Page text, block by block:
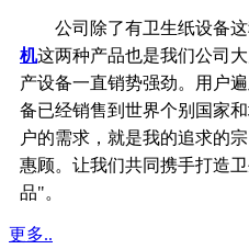
公司除了有卫生纸设备这
机这两种产品也是我们公司
产设备一直销势强劲。用户
备已经销售到世界个别国家
户的需求，就是我的追求的
惠顾。让我们共同携手打造
品"。
更多..